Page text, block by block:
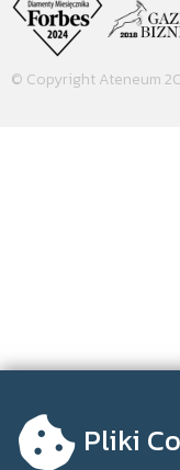
© Copyright Ateneum
Pliki